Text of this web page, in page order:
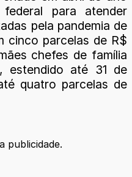
para atender
pela pandemia de
cinco parcelas de R$
chefes de família
estendido até 31 de
quatro parcelas de
publicidade.